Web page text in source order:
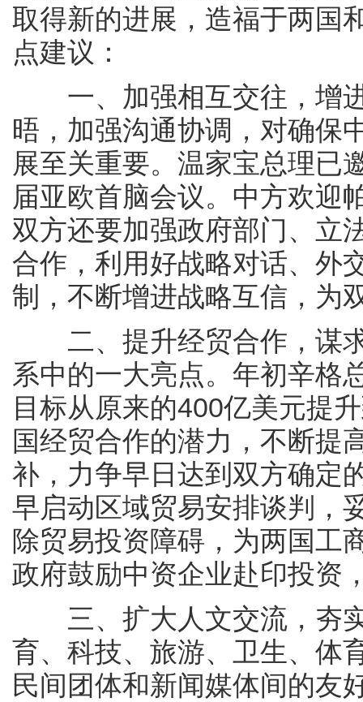
取得新的进展，造福于两国
点建议：
一、加强相互交往，增进
晤，加强沟通协调，对确保
展至关重要。温家宝总理已
届亚欧首脑会议。中方欢迎
双方还要加强政府部门、立
合作，利用好战略对话、外
制，不断增进战略互信，为
二、提升经贸合作，谋求
系中的一大亮点。年初辛格
目标从原来的400亿美元提
国经贸合作的潜力，不断提
补，力争早日达到双方确定
早启动区域贸易安排谈判，
除贸易投资障碍，为两国工
政府鼓励中资企业赴印投资
三、扩大人文交流，夯实
育、科技、旅游、卫生、体
民间团体和新闻媒体间的友